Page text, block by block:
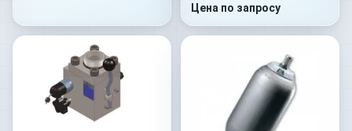
Цена по запросу